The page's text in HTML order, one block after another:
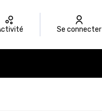
Activité Se connecter